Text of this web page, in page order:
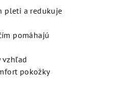
pleti a redukuje
pomáhajú
vzhľad
pokožky